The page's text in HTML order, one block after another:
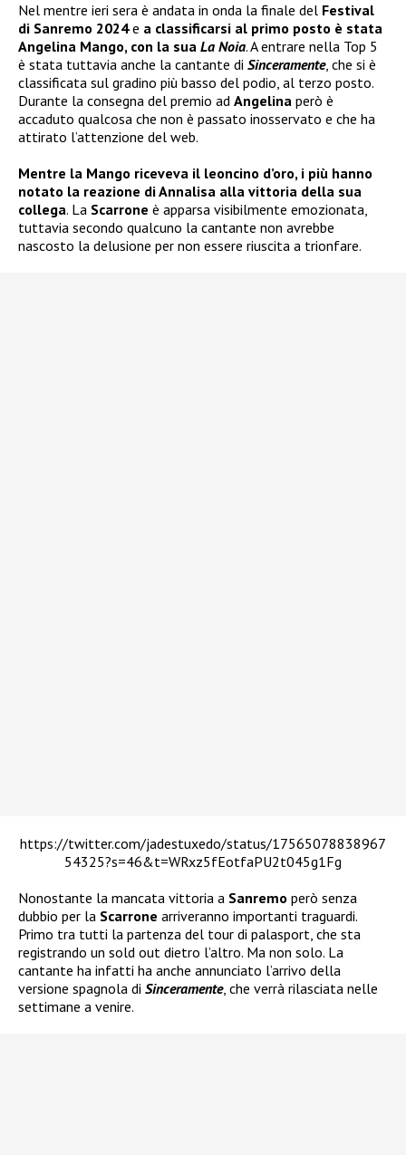
Nel mentre ieri sera è andata in onda la finale del Festival
di Sanremo 2024e a classificarsi al primo posto è stata
Angelina Mango, con la sua La Noia. A entrare nella Top 5
è stata tuttavia anche la cantante di Sinceramente, che si è
classificata sul gradino più basso del podio, al terzo posto.
Durante la consegna del premio ad Angelina però è
accaduto qualcosa che non è passato inosservato e che ha
attirato l’attenzione del web.
Mentre la Mango riceveva il leoncino d’oro, i più hanno
notato la reazione di Annalisa alla vittoria della sua
collega. La Scarrone è apparsa visibilmente emozionata,
tuttavia secondo qualcuno la cantante non avrebbe
nascosto la delusione per non essere riuscita a trionfare.
https://twitter.com/jadestuxedo/status/17565078838967
54325?s=46&t=WRxz5fEotfaPU2t045g1Fg
Nonostante la mancata vittoria a Sanremo però senza
dubbio per la Scarrone arriveranno importanti traguardi.
Primo tra tutti la partenza del tour di palasport, che sta
registrando un sold out dietro l’altro. Ma non solo. La
cantante ha infatti ha anche annunciato l’arrivo della
versione spagnola di Sinceramente, che verrà rilasciata nelle
settimane a venire.